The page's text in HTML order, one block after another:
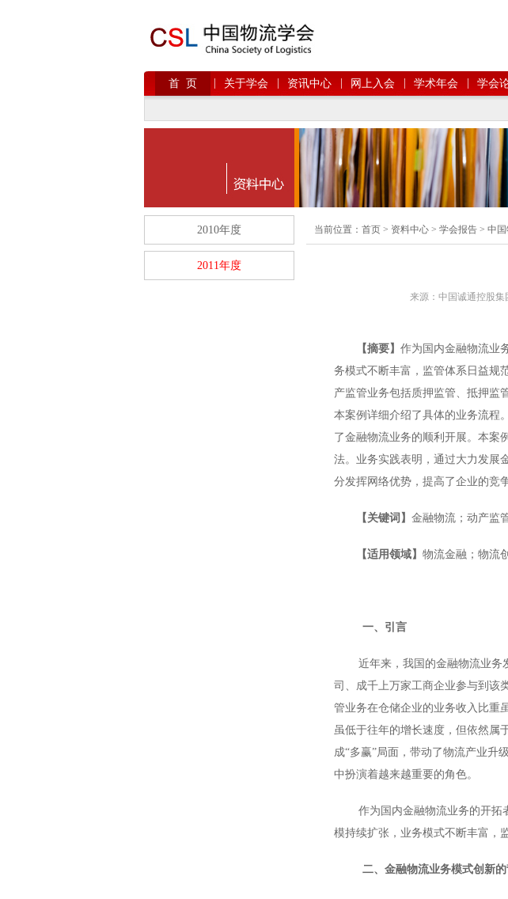
首 页 关于学会 资讯中心 网上入会 学术年会 学会
2010年度
2011年度
当前位置： 首页 > 资料中心 > 学会报告 > 中国
来源：中国诚通控股集
【摘要】 作为国内金融物流业
务模式不断丰富，监管体系日益规
产监管业务包括质押监管、抵押监
本案例详细介绍了具体的业务流程
了金融物流业务的顺利开展。本案
法。业务实践表明，通过大力发展
分发挥网络优势，提高了企业的竞
【 关键词 】 金融物流；动产监
【适用领域】 物流金融；物流
一、引言
近年来，我国的金融物流业务
司、成千上万家工商企业参与到该
管业务在仓储企业的业务收入比重
虽低于往年的增长速度，但依然属
成“多赢”局面，带动了物流产业升
中扮演着越来越重要的角色。
作为国内金融物流业务的开拓
模持续扩张，业务模式不断丰富，
二、金融物流业务模式创新